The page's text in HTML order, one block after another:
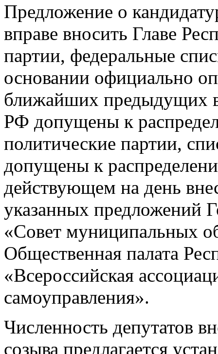
Предложение о
вправе вносить Главе
партии, федеральные
основании официально
ближайших предыдущих
РФ допущены к
политические партии,
допущены к
действующем на день
указанных предложений
«Совет муниципальных
Общественная палата
«Всероссийская
самоуправления».
Численность депутатов
созыва предлагается